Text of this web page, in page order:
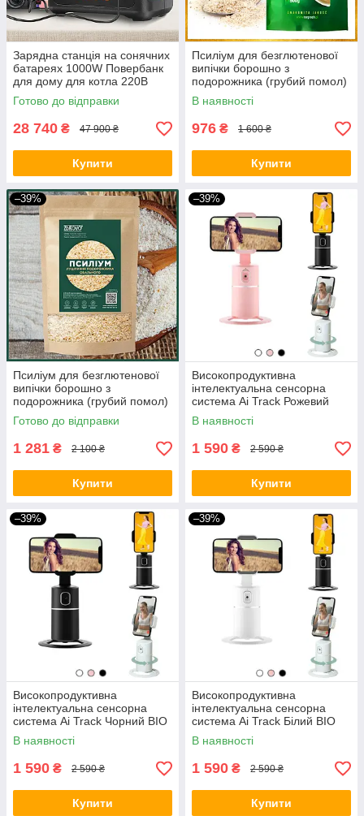
Зарядна станція на сонячних
батареях 1000W Повербанк
для дому для котла 220В
Генератор для квартири BIO
Готово до відправки
28 740 ₴ 47 900 ₴
Купити
Псиліум для безглютенової
випічки борошно з
подорожника (грубий помол)
1500 грам
В наявності
976 ₴ 1 600 ₴
Купити
–39%
Псиліум для безглютенової
випічки борошно з
подорожника (грубий помол)
1500 грам
Готово до відправки
1 281 ₴ 2 100 ₴
Купити
–39%
Високопродуктивна
інтелектуальна сенсорна
система Ai Track Рожевий
BIO
В наявності
1 590 ₴ 2 590 ₴
Купити
–39%
Високопродуктивна
інтелектуальна сенсорна
система Ai Track Чорний BIO
В наявності
1 590 ₴ 2 590 ₴
Купити
–39%
Високопродуктивна
інтелектуальна сенсорна
система Ai Track Білий BIO
В наявності
1 590 ₴ 2 590 ₴
Купити